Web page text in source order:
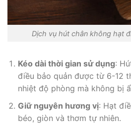
Dịch vụ hút chân không hạt
Kéo dài thời gian sử dụng:
điều bảo quản được từ 6-12
nhiệt độ phòng mà không bị
Giữ nguyên hương vị: Hạt
béo, giòn và thơm tự nhiên.